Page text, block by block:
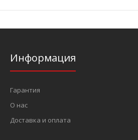
Информация
Гарантия
О нас
Доставка и оплата